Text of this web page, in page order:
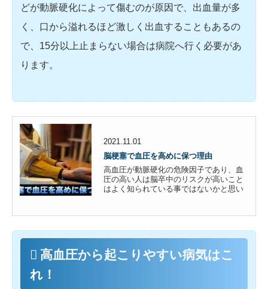
どが動脈硬化によって傷むのが原因で、出血量が多
く、口から溢れるほど激しく出血することもあるの
で、15分以上止まらない場合は病院へ行く必要があ
ります。
2021.11.01
脳梗塞で血圧を高めに保つ理由
高血圧が動脈硬化の危険因子であり、血
圧の高い人は脳卒中のリスクが高いこと
はよく知られている事ではないかと思い
ます。血圧の管理は脳梗塞の発症、重症
要ですが、なぜ脳梗塞後の血圧...
高血圧から起こりやすい病気はこ
れ！